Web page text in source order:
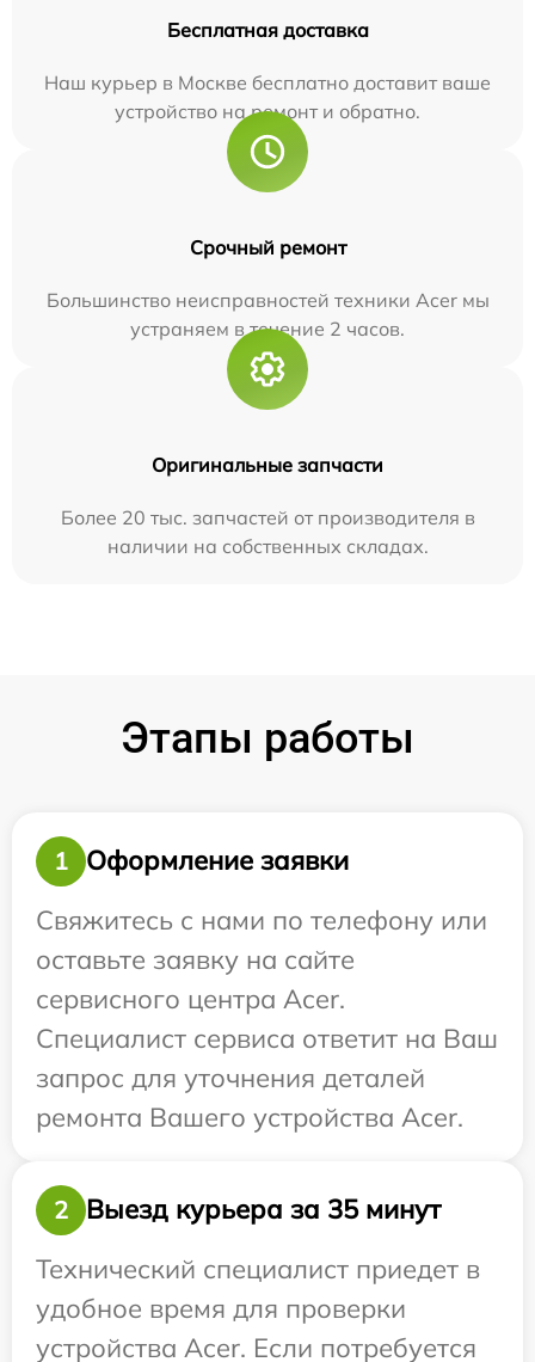
Бесплатная доставка
Наш курьер в Москве бесплатно доставит ваше
устройство на ремонт и обратно.
Срочный ремонт
Большинство неисправностей техники Acer мы
устраняем в течение 2 часов.
Оригинальные запчасти
Более 20 тыс. запчастей от производителя в
наличии на собственных складах.
Этапы работы
1
Оформление заявки
Свяжитесь с нами по телефону или
оставьте заявку на сайте
сервисного центра Acer.
Специалист сервиса ответит на Ваш
запрос для уточнения деталей
ремонта Вашего устройства Acer.
2
Выезд курьера за 35 минут
Технический специалист приедет в
удобное время для проверки
устройства Acer. Если потребуется